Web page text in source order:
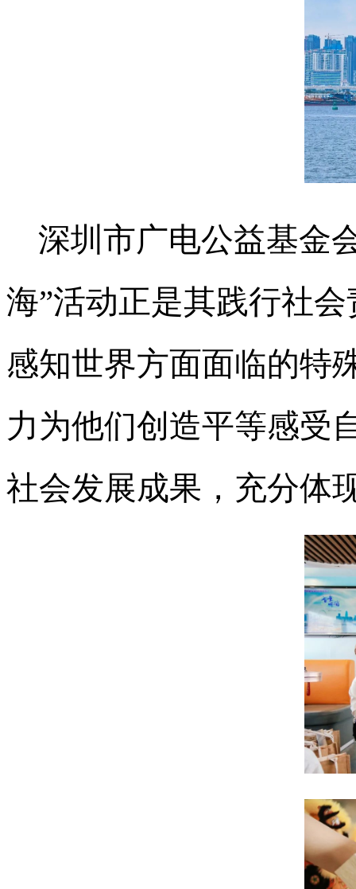
深圳市广电公益基金
海”活动正是其践行社
感知世界方面面临的特
力为他们创造平等感受
社会发展成果，充分体